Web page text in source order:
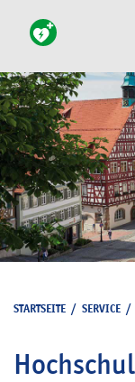
STARTSEITE / SERVICE /